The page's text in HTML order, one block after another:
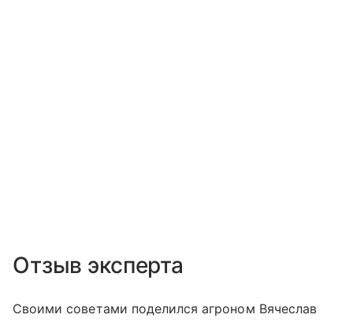
Отзыв эксперта
Своими советами поделился агроном Вячеслав